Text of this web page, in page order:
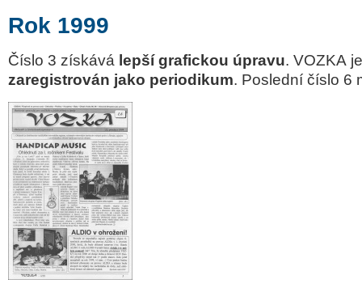
Rok 1999
Číslo 3 získává lepší grafickou úpravu. VOZKA
zaregistrován jako periodikum. Poslední číslo 6